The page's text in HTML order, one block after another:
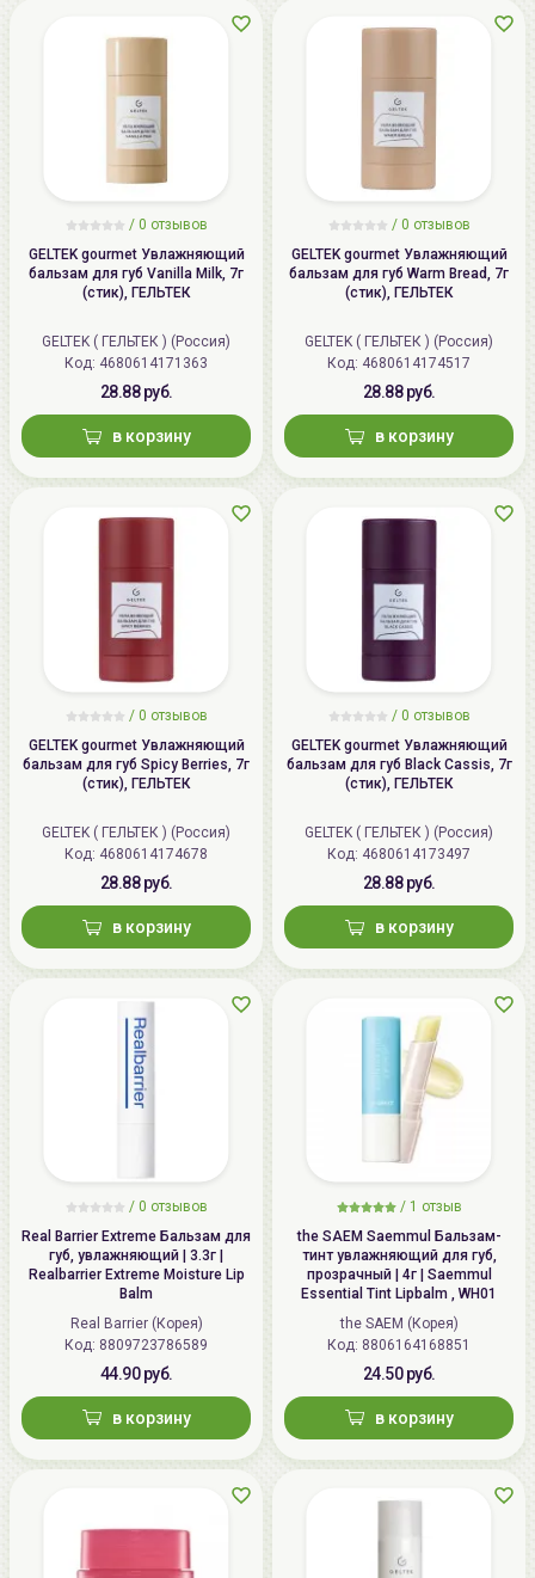
/ 0 отзывов
GELTEK gourmet Увлажняющий
бальзам для губ Vanilla Milk, 7г
(стик), ГЕЛЬТЕК
GELTEK ( ГЕЛЬТЕК ) (Россия)
Код: 4680614171363
28.88 руб.
в корзину
/ 0 отзывов
GELTEK gourmet Увлажняющий
бальзам для губ Warm Bread, 7г
(стик), ГЕЛЬТЕК
GELTEK ( ГЕЛЬТЕК ) (Россия)
Код: 4680614174517
28.88 руб.
в корзину
/ 0 отзывов
GELTEK gourmet Увлажняющий
бальзам для губ Spicy Berries, 7г
(стик), ГЕЛЬТЕК
GELTEK ( ГЕЛЬТЕК ) (Россия)
Код: 4680614174678
28.88 руб.
в корзину
/ 0 отзывов
GELTEK gourmet Увлажняющий
бальзам для губ Black Cassis, 7г
(стик), ГЕЛЬТЕК
GELTEK ( ГЕЛЬТЕК ) (Россия)
Код: 4680614173497
28.88 руб.
в корзину
/ 0 отзывов
Real Barrier Extreme Бальзам для
губ, увлажняющий | 3.3г |
Realbarrier Extreme Moisture Lip
Balm
Real Barrier (Корея)
Код: 8809723786589
44.90 руб.
в корзину
/ 1 отзыв
the SAEM Saemmul Бальзам-
тинт увлажняющий для губ,
прозрачный | 4г | Saemmul
Essential Tint Lipbalm , WH01
the SAEM (Корея)
Код: 8806164168851
24.50 руб.
в корзину